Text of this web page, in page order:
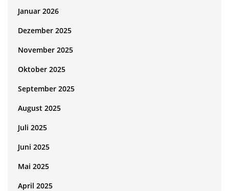
Januar 2026
Dezember 2025
November 2025
Oktober 2025
September 2025
August 2025
Juli 2025
Juni 2025
Mai 2025
April 2025